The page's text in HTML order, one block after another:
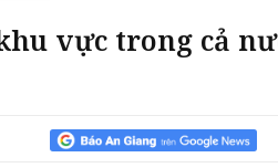
vực trong cả